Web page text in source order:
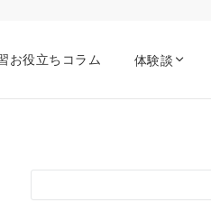
お役立ちコラム 体験談